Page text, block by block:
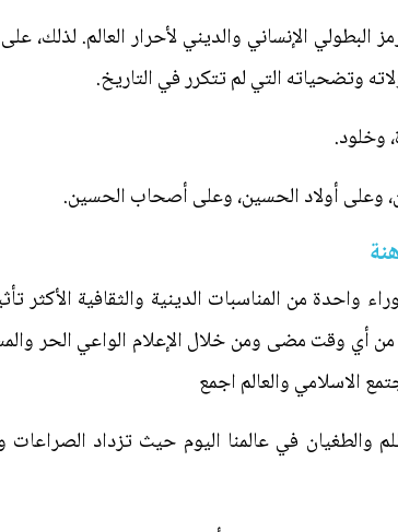
الإنساني والديني لأحرار العالم. لذلك،
وتضحياته التي لم تتكرر في التاريخ.
وخلود.
وعلى أولاد الحسين، وعلى أصحاب الحسين.
من المناسبات الدينية والثقافية الأكثر
من أي وقت مضى ومن خلال الإعلام الواعي الحر
الاسلامي والعالم اجمع
في عالمنا اليوم حيث تزداد الصراعات